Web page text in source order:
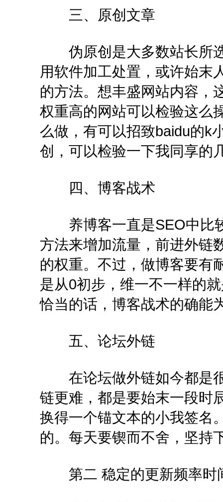
三、原创文章
伪原创是大多数站长所选
用软件加工处置，或许始末
的方法。想丰盛网站内容，
权重高的网站可以检验这么
么做，有可以招致baidu的k
创，可以检验一下我同享的
四、博客战术
养博客一直是SEO中比
方法来增加流量，前进外链
的权重。不过，做博客要有
是从0初步，维一不一样的
恰当的话，博客战术的确能
五、论坛外链
在论坛做外链如今都是很
链更难，都是要始末一段时
换得一个锚文本的小我签名
的。每天要锲而不舍，坚持
第二 稳定的更新频率时